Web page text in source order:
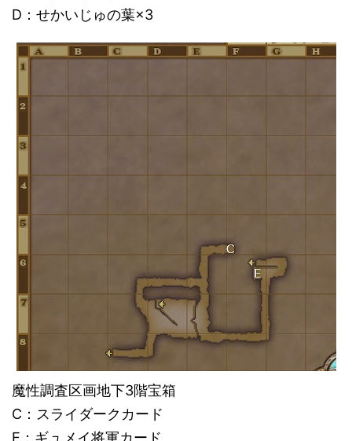
D：せかいじゅの葉×3
魔性調査区画地下3階宝箱
C：スライダークカード
E：ギュメイ将軍カード